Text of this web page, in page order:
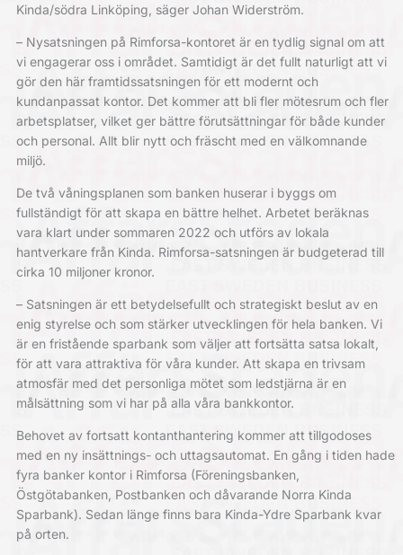
Kinda/södra Linköping, säger Johan Widerström.
– Nysatsningen på Rimforsa-kontoret är en tydlig signal om att
vi engagerar oss i området. Samtidigt är det fullt naturligt att vi
gör den här framtidssatsningen för ett modernt och
kundanpassat kontor. Det kommer att bli fler mötesrum och fler
arbetsplatser, vilket ger bättre förutsättningar för både kunder
och personal. Allt blir nytt och fräscht med en välkomnande
miljö.
De två våningsplanen som banken huserar i byggs om
fullständigt för att skapa en bättre helhet. Arbetet beräknas
vara klart under sommaren 2022 och utförs av lokala
hantverkare från Kinda. Rimforsa-satsningen är budgeterad till
cirka 10 miljoner kronor.
– Satsningen är ett betydelsefullt och strategiskt beslut av en
enig styrelse och som stärker utvecklingen för hela banken. Vi
är en fristående sparbank som väljer att fortsätta satsa lokalt,
för att vara attraktiva för våra kunder. Att skapa en trivsam
atmosfär med det personliga mötet som ledstjärna är en
målsättning som vi har på alla våra bankkontor.
Behovet av fortsatt kontanthantering kommer att tillgodoses
med en ny insättnings- och uttagsautomat. En gång i tiden hade
fyra banker kontor i Rimforsa (Föreningsbanken,
Östgötabanken, Postbanken och dåvarande Norra Kinda
Sparbank). Sedan länge finns bara Kinda-Ydre Sparbank kvar
på orten.